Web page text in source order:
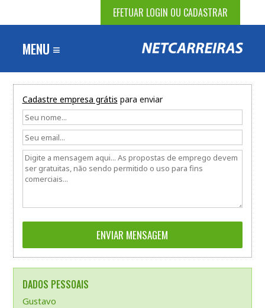
EFETUAR LOGIN OU CADASTRAR
MENU ≡
Cadastre empresa grátis para enviar
DADOS PESSOAIS
Gustavo